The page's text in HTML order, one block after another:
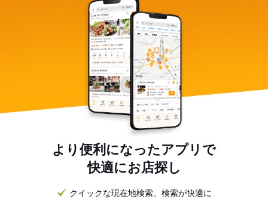
より便利になったアプリで
快適にお店探し
クイックな現在地検索。検索が快適に